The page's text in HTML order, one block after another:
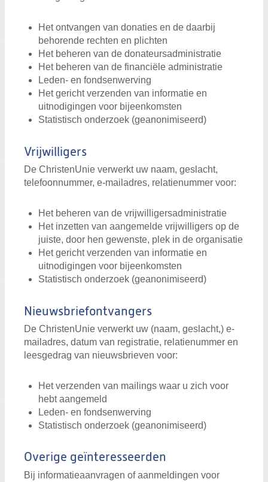
Het ontvangen van donaties en de daarbij
behorende rechten en plichten
Het beheren van de donateursadministratie
Het beheren van de financiële administratie
Leden- en fondsenwerving
Het gericht verzenden van informatie en
uitnodigingen voor bijeenkomsten
Statistisch onderzoek (geanonimiseerd)
Vrijwilligers
De ChristenUnie verwerkt uw naam, geslacht,
telefoonnummer, e-mailadres, relatienummer voor:
Het beheren van de vrijwilligersadministratie
Het inzetten van aangemelde vrijwilligers op de
juiste, door hen gewenste, plek in de organisatie
Het gericht verzenden van informatie en
uitnodigingen voor bijeenkomsten
Statistisch onderzoek (geanonimiseerd)
Nieuwsbriefontvangers
De ChristenUnie verwerkt uw (naam, geslacht,) e-
mailadres, datum van registratie, relatienummer en
leesgedrag van nieuwsbrieven voor:
Het verzenden van mailings waar u zich voor
hebt aangemeld
Leden- en fondsenwerving
Statistisch onderzoek (geanonimiseerd)
Overige geïnteresseerden
Bij informatieaanvragen of aanmeldingen voor